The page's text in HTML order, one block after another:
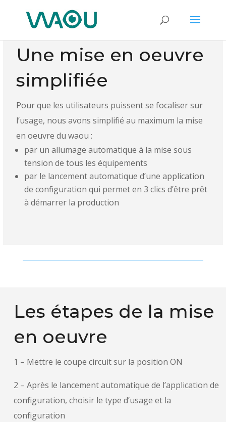
Une mise en oeuvre
simplifiée
Pour que les utilisateurs puissent se focaliser sur
l’usage, nous avons simplifié au maximum la mise
en oeuvre du waou :
par un allumage automatique à la mise sous
tension de tous les équipements
par le lancement automatique d’une application
de configuration qui permet en 3 clics d’être prêt
à démarrer la production
Les étapes de la mise
en oeuvre
1 – Mettre le coupe circuit sur la position ON
2 – Après le lancement automatique de l’application de
configuration, choisir le type d’usage et la
configuration